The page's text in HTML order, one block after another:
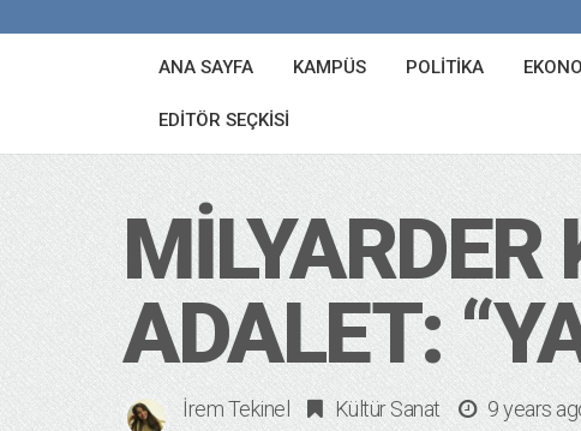
ANA SAYFA KAMPÜS POLITIKA
EDITÖR SEÇKISI
MILYARDER
ADALET:
İrem Tekinel Kültür Sanat 9 years